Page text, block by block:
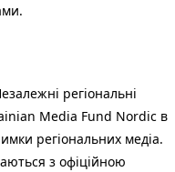
регіональні
Media Fund Nordic в
регіональних медіа.
з офіційною